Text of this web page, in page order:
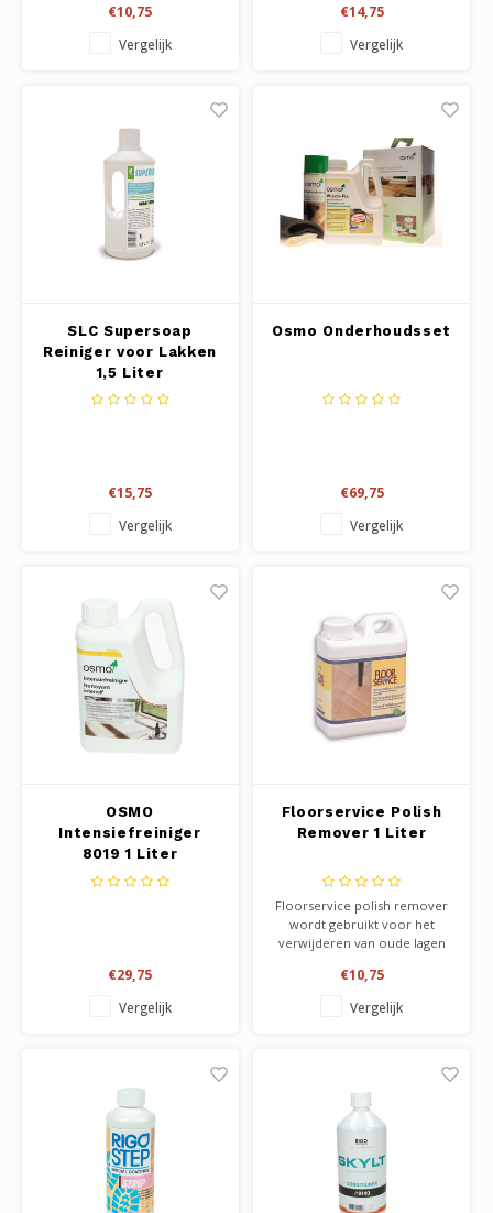
€10,75
Vergelijk
laminaat, pvc, vinyl, en tegels.
Verwijderd zeer efficiënt vuil
en aangekoekt vuil. Ook te
€14,75
Vergelijk
SLC Supersoap
Reiniger voor Lakken
1,5 Liter
€15,75
Vergelijk
Osmo Onderhoudsset
€69,75
Vergelijk
OSMO
Intensiefreiniger
8019 1 Liter
€29,75
Vergelijk
Floorservice Polish
Remover 1 Liter
Floorservice polish remover
wordt gebruikt voor het
verwijderen van oude lagen
doek, even laten inwerken, en
met een schone doek
nawrijven. Het opgeloste
en naspoelen met lauw water.
€10,75
Vergelijk